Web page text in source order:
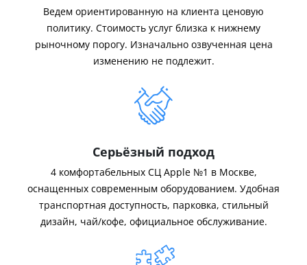
Ведем ориентированную на клиента ценовую
политику. Стоимость услуг близка к нижнему
рыночному порогу. Изначально озвученная цена
изменению не подлежит.
Серьёзный подход
4 комфортабельных СЦ Apple №1 в Москве,
оснащенных современным оборудованием. Удобная
транспортная доступность, парковка, стильный
дизайн, чай/кофе, официальное обслуживание.